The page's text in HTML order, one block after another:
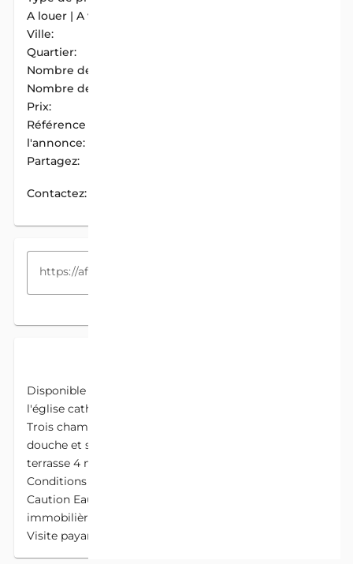
A louer | A vendre:
Ville:
Quartier:
Nombre de chambres:
Nombre de douches:
Prix:
Référence de
l'annonce:
Partagez:
Contactez:
Disponible immédiatement à St Michel non loin de
l'église catholique , un appartement au 1er étage de
Trois chambres Un salon Chaque chambre avec sa
douche et ses placards Toilettes visiteurs Une
terrasse 4 ménages Loyer mensuel 180.000f
Conditions Avances 3 mois Prépayés 3 mois
Caution Eau Électricité 50.000f Commission
immobilière 1 mois Les meubles sont à enlever
Visite payante